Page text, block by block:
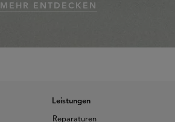
MEHR ENTDECKEN
Leistungen
Reparaturen